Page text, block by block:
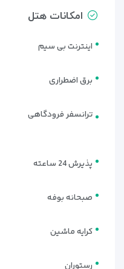
یکی از مهم‌ترین مزیت‌های
سوئیت‌های متنوع با
راحت و دلنشین را تجربه
کرده است.
اتاق دوتخته استاندارد
این اتاق‌ها محبوب‌ترین
زوج‌ها و دوستان باشد.
اگر به همراه خانواده یا
امکانات هتل
اینترنت بی سیم
برق اضطراری
ترانسفر فرودگاهی
پذیرش 24 ساعته
صبحانه بوفه
کرایه ماشین
رستوران